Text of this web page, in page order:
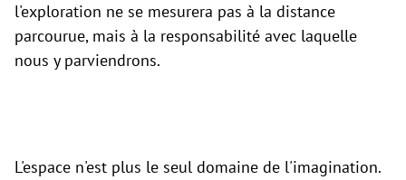
l'exploration ne se mesurera pas à la distance
parcourue, mais à la responsabilité avec laquelle
nous y parviendrons.
L'espace n'est plus le seul domaine de l'imagination.